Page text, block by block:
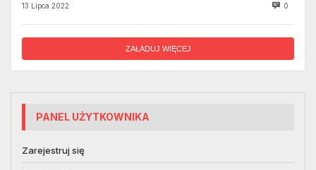
13 Lipca 2022 0
ZAŁADUJ WIĘCEJ
PANEL UŻYTKOWNIKA
Zarejestruj się